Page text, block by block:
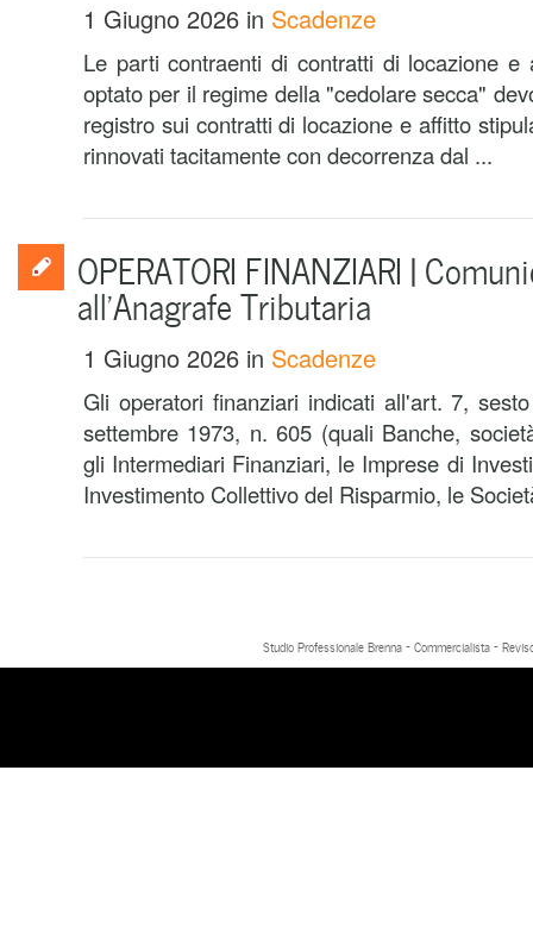
1 Giugno 2026 in Scadenze
Le parti contraenti di contratti di locazione e
optato per il regime della "cedolare secca"
registro sui contratti di locazione e affitto
rinnovati tacitamente con decorrenza dal ...
OPERATORI FINANZIARI |
all’Anagrafe Tributaria
1 Giugno 2026 in Scadenze
Gli operatori finanziari indicati all'art. 7,
settembre 1973, n. 605 (quali Banche,
gli Intermediari Finanziari, le Imprese di
Investimento Collettivo del Risparmio, le
Studio Professionale Brenna - Commercialista -